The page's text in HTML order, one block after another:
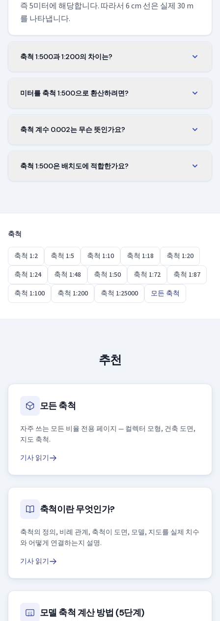
즉 5미터에 해당합니다. 따라서 6 cm 선은 실제 30 m
를 나타냅니다.
축척 1:500과 1:200의 차이는?
m). 단일 건물에 적합합니다. 축척 1:500은 더 작아 훨
미터를 축척 1:500으로 환산하려면?
서 1 m, 경계까지 5 m 거리는 1 cm가 됩니다. 양쪽이
축척 계수 0.002는 무슨 뜻인가요?
다. 실제 길이 × 0.002 = 도면상의 길이. 계수는 어떤 단
축척 1:500은 배치도에 적합한가요?
는 1:100이나 1:50처럼 더 큰 축척을 사용하세요.
축척
축척 1:2 축척 1:5 축척 1:10 축척 1:18
축척 1:20
축척 1:24
축척 1:48 축척 1:50 축척 1:72
축척 1:87
축척 1:100
축척 1:200 축척 1:25000 모든 축척
추천
모든 축척
자주 쓰는 모든 비율 전용 페이지 — 컬렉터 모형, 건축 도면,
지도 축척.
기사 읽기
축척이란 무엇인가?
축척의 정의, 비례 관계, 축척이 도면, 모델, 지도를 실제 치수
와 어떻게 연결하는지 설명.
기사 읽기
모델 축척 계산 방법 (5단계)